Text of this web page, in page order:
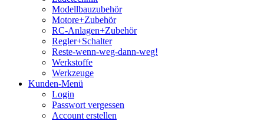
Modellbauzubehör
Motore+Zubehör
RC-Anlagen+Zubehör
Regler+Schalter
Reste-wenn-weg-dann-weg!
Werkstoffe
Werkzeuge
Kunden-Menü
Login
Passwort vergessen
Account erstellen